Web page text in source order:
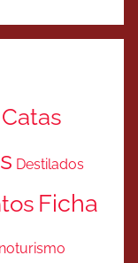
Catas
Destilados
Ficha